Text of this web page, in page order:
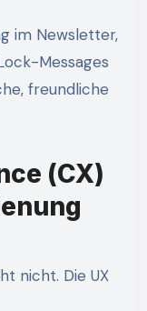
im Newsletter,
Messages
freundliche
(CX)
nicht. Die UX